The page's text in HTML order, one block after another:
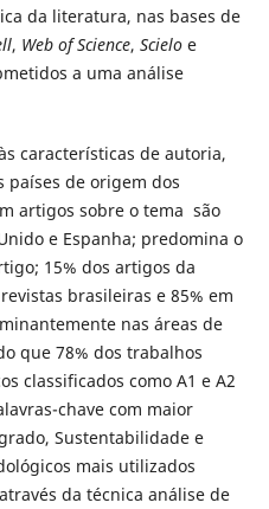
da literatura, nas bases de
, Web of Science, Scielo e
a uma análise
características de autoria,
países de origem dos
artigos sobre o tema são
e Espanha; predomina o
15% dos artigos da
brasileiras e 85% em
nas áreas de
que 78% dos trabalhos
classificados como A1 e A2
chave com maior
Sustentabilidade e
mais utilizados
da técnica análise de